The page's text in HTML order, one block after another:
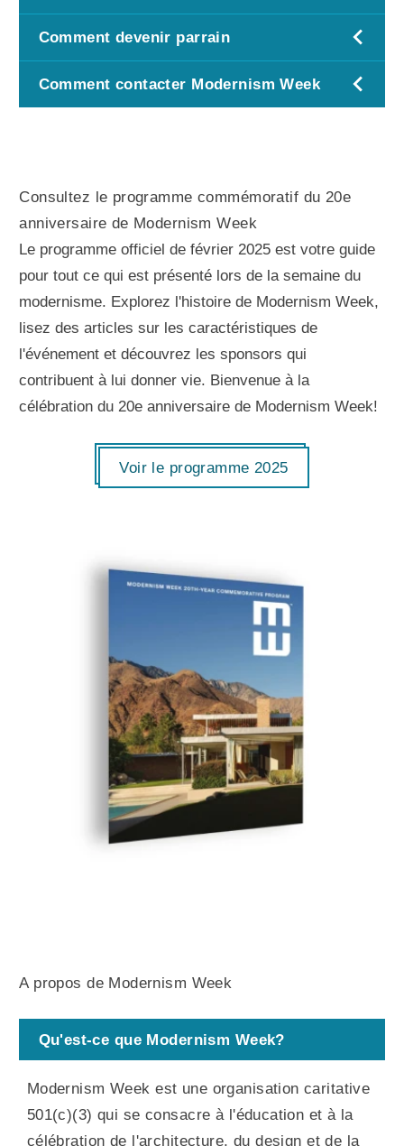
Comment devenir parrain
Comment contacter Modernism Week
Consultez le programme commémoratif du 20e
anniversaire de Modernism Week
Le programme officiel de février 2025 est votre guide
pour tout ce qui est présenté lors de la semaine du
modernisme. Explorez l'histoire de Modernism Week,
lisez des articles sur les caractéristiques de
l'événement et découvrez les sponsors qui
contribuent à lui donner vie. Bienvenue à la
célébration du 20e anniversaire de Modernism Week!
Voir le programme 2025
A propos de Modernism Week
Qu'est-ce que Modernism Week?
Modernism Week est une organisation caritative
501(c)(3) qui se consacre à l'éducation et à la
célébration de l'architecture, du design et de la